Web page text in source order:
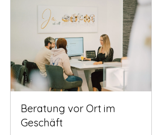
Beratung vor Ort im
Geschäft